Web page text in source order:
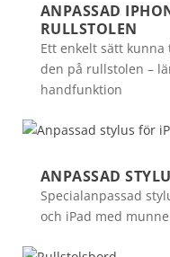
ANPASSAD
RULLSTOLEN
Ett enkelt sätt
den på rullstolen –
handfunktion
ANPASSAD
Specialanpassad
och iPad med